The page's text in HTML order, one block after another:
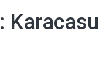
Karacasu